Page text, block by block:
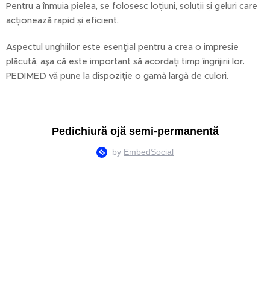
Pentru a înmuia pielea, se folosesc loțiuni, soluții și geluri care
acționează rapid și eficient.
Aspectul unghiilor este esenţial pentru a crea o impresie
plăcută, aşa că este important să acordați timp îngrijirii lor.
PEDIMED vă pune la dispoziție o gamă largă de culori.